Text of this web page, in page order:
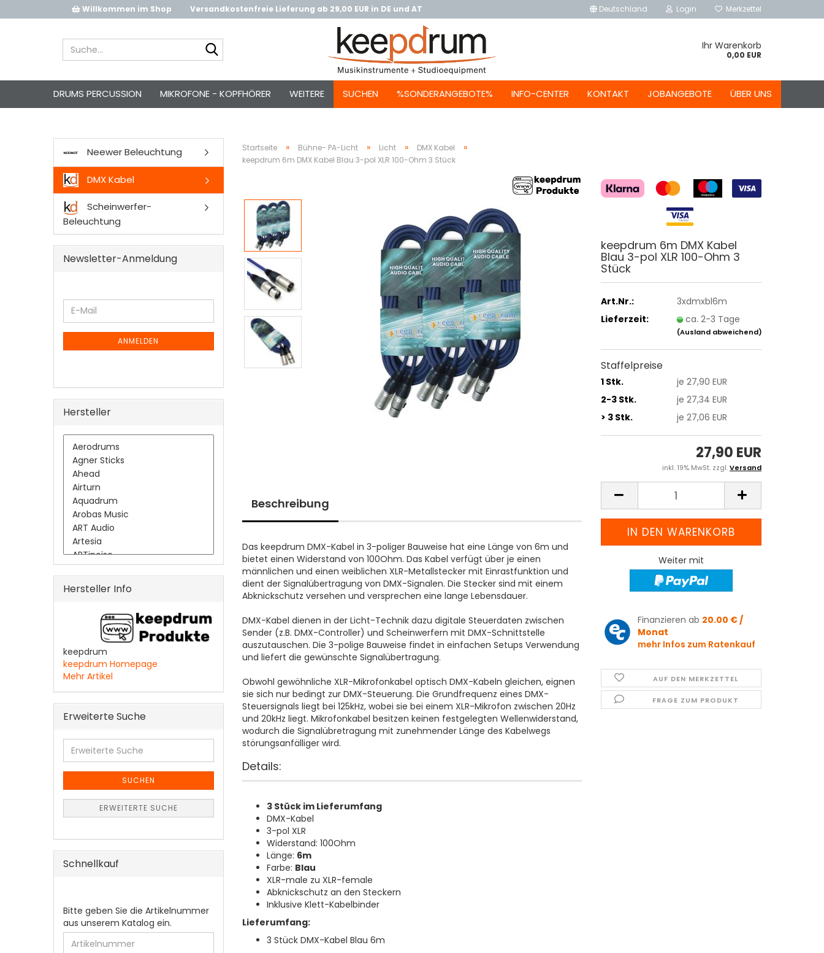
Willkommen im Shop Versandkostenfreie Lieferung ab 29,00 EUR in DE und AT Deutschland Login Merkzettel
Ihr Warenkorb
0,00 EUR
DRUMS PERCUSSION MIKROFONE - KOPFHÖRER SUCHEN %SONDERANGEBOTE% INFO-CENTER KONTAKT JOBANGEBOTE ÜBER UNS
WEITERE
Startseite » Bühne- PA-Licht » Licht » DMX Kabel »
keepdrum 6m DMX Kabel Blau 3-pol XLR 100-Ohm 3 Stück
keepdrum 6m DMX Kabel
Blau 3-pol XLR 100-Ohm 3
Stück
Art.Nr.:
3xdmxbl6m
Lieferzeit:
ca. 2-3 Tage
(Ausland abweichend)
Staffelpreise
1 Stk.
je 27,90 EUR
2-3 Stk.
je 27,34 EUR
> 3 Stk.
je 27,06 EUR
27,90 EUR
inkl. 19% MwSt. zzgl.Versand
Weiter mit
Finanzieren ab 20.00 € /
Monat
mehr Infos zum Ratenkauf
AUF DEN MERKZETTEL
FRAGE ZUM PRODUKT
Beschreibung
Das keepdrum DMX-Kabel in 3-poliger Bauweise hat eine Länge von 6m und
bietet einen Widerstand von 100Ohm. Das Kabel verfügt über je einen
männlichen und einen weiblichen XLR-Metallstecker mit Einrastfunktion und
dient der Signalübertragung von DMX-Signalen. Die Stecker sind mit einem
Abknickschutz versehen und versprechen eine lange Lebensdauer.
DMX-Kabel dienen in der Licht-Technik dazu digitale Steuerdaten zwischen
Sender (z.B. DMX-Controller) und Scheinwerfern mit DMX-Schnittstelle
auszutauschen. Die 3-polige Bauweise findet in einfachen Setups Verwendung
und liefert die gewünschte Signalübertragung.
Obwohl gewöhnliche XLR-Mikrofonkabel optisch DMX-Kabeln gleichen, eignen
sie sich nur bedingt zur DMX-Steuerung. Die Grundfrequenz eines DMX-
Steuersignals liegt bei 125kHz, wobei sie bei einem XLR-Mikrofon zwischen 20Hz
und 20kHz liegt. Mikrofonkabel besitzen keinen festgelegten Wellenwiderstand,
wodurch die Signalübretragung mit zunehmender Länge des Kabelwegs
störungsanfälliger wird.
Details:
3 Stück im Lieferumfang
DMX-Kabel
3-pol XLR
Widerstand: 100Ohm
Länge: 6m
Farbe: Blau
XLR-male zu XLR-female
Abknickschutz an den Steckern
Inklusive Klett-Kabelbinder
Lieferumfang:
3 Stück DMX-Kabel Blau 6m
Neewer Beleuchtung
DMX Kabel
Scheinwerfer-
Beleuchtung
Newsletter-Anmeldung
WEITER
ZUR
NEWSLETTER-
ANMELDUNG
E-
Mail
ANMELDEN
Hersteller
Hersteller Info
keepdrum
keepdrum Homepage
Mehr Artikel
Erweiterte Suche
Erweiterte
Suche
SUCHEN
ERWEITERTE SUCHE
Schnellkauf
BITTE
GEBEN
SIE
DIE
Bitte geben Sie die Artikelnummer
aus unserem Katalog ein.